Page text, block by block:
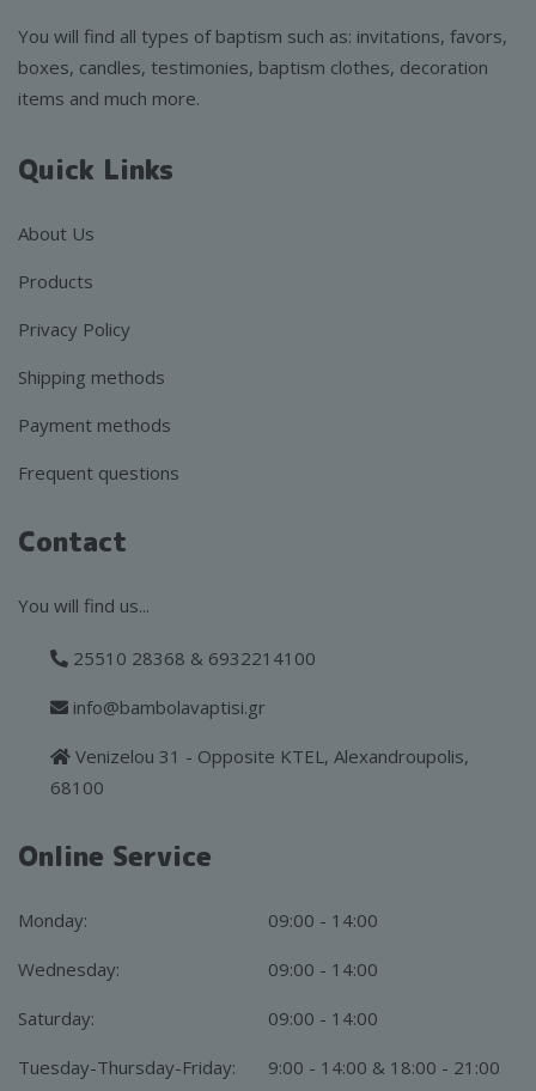
You will find all types of baptism such as: invitations, favors,
boxes, candles, testimonies, baptism clothes, decoration
items and much more.
Quick Links
About Us
Products
Privacy Policy
Shipping methods
Payment methods
Frequent questions
Contact
You will find us...
25510 28368 & 6932214100
info@bambolavaptisi.gr
Venizelou 31 - Opposite KTEL, Alexandroupolis,
68100
Online Service
Monday: 09:00 - 14:00
Wednesday: 09:00 - 14:00
Saturday: 09:00 - 14:00
Tuesday-Thursday-Friday: 9:00 - 14:00 & 18:00 - 21:00